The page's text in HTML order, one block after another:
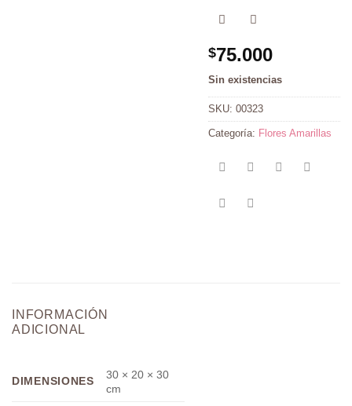
$75.000
Sin existencias
SKU: 00323
Categoría: Flores Amarillas
INFORMACIÓN
ADICIONAL
DIMENSIONES
30 × 20 × 30
cm